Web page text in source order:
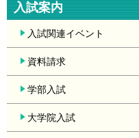
入試案内
入試関連イベント
資料請求
学部入試
大学院入試